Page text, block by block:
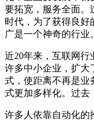
要拓宽，服务全面。
时代，为了获得良好
广是一个神奇的行业。
近20年来，互联网行
许多中小企业，扩大
式，使距离不再是业
式更加多样化。过去
许多人依靠自动化的